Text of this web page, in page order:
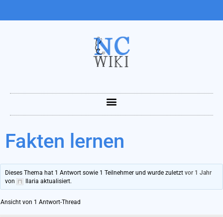
Fakten lernen
Dieses Thema hat 1 Antwort sowie 1 Teilnehmer und wurde zuletztvor 1 Jahr
von
Ilaria aktualisiert.
Ansicht von 1 Antwort-Thread